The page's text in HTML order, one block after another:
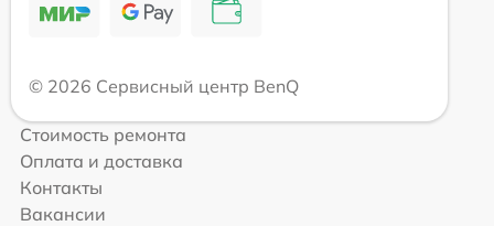
© 2026 Сервисный центр BenQ
Стоимость ремонта
Оплата и доставка
Контакты
Вакансии